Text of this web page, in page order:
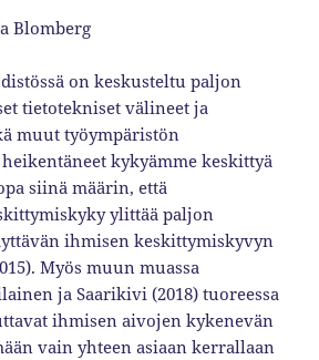
Blomberg
on keskusteltu paljon
tietotekniset välineet ja
muut työympäristön
kykyämme keskittyä
siinä määrin, että
ylittää paljon
ihmisen keskittymiskyvyn
Myös muun muassa
ja Saarikivi (2018) tuoreessa
ihmisen aivojen kykenevän
vain yhteen asiaan kerrallaan